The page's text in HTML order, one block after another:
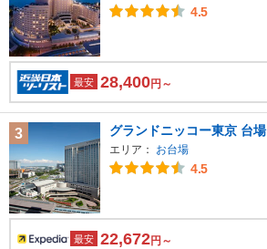
4.5
最安 28,400円～
3 グランドニッコー東京 台場
エリア： お台場
4.5
最安 22,672円～